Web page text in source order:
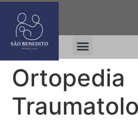
Ortopedia